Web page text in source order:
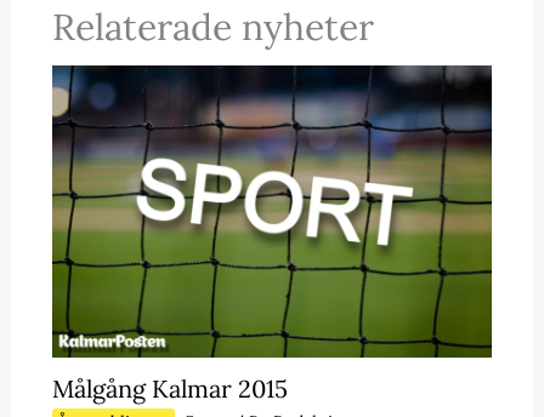
Relaterade nyheter
Målgång Kalmar 2015